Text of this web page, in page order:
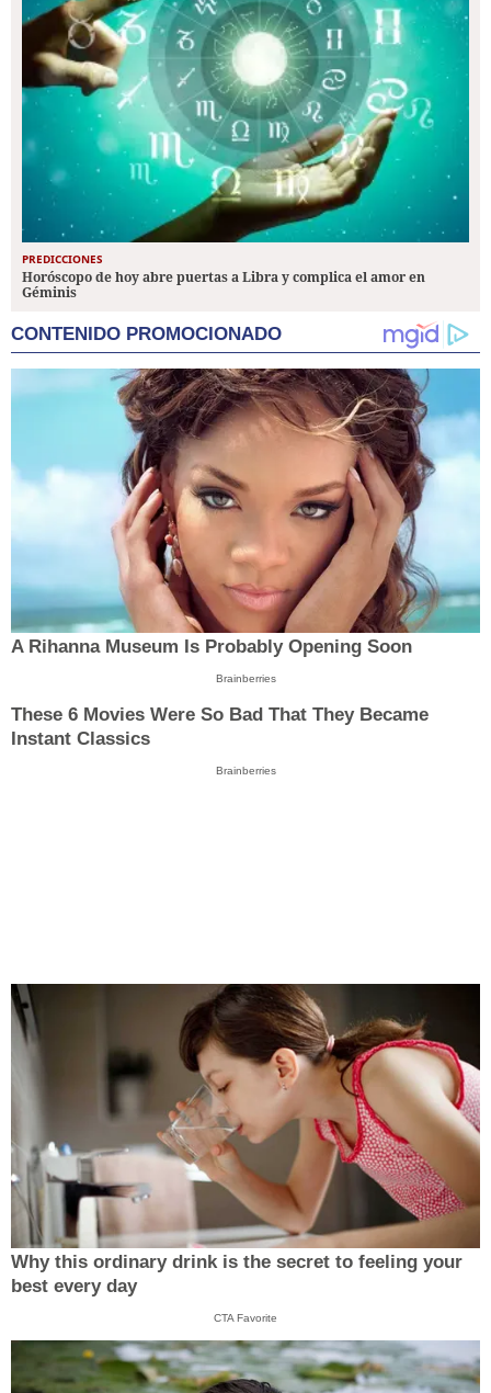
PREDICCIONES
Horóscopo de hoy abre puertas a Libra y complica el amor en
Géminis
CONTENIDO PROMOCIONADO
A Rihanna Museum Is Probably Opening Soon
Brainberries
These 6 Movies Were So Bad That They Became
Instant Classics
Brainberries
Why this ordinary drink is the secret to feeling your
best every day
CTA Favorite